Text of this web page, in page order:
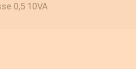
créer un compte ?
0,5 10VA